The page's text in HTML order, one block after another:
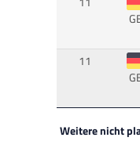
11
Weitere nicht